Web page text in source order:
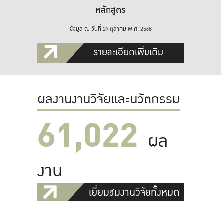
หลักสูตร
ข้อมูล ณ วันที่ 27 ตุลาคม พ.ศ. 2568
รายละเอียดเพิ่มเติม
ผลงานงานวิจัยและนวัตกรรม
61,022 ผล
งาน
เยี่ยมชมงานวิจัยทั้งหมด